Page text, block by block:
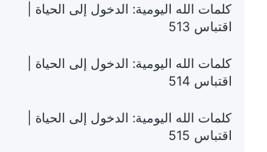
كلمات الله اليومية: الدخول إلى الحياة |
اقتباس 513
كلمات الله اليومية: الدخول إلى الحياة |
اقتباس 514
كلمات الله اليومية: الدخول إلى الحياة |
اقتباس 515